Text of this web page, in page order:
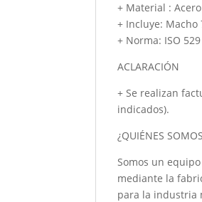
+ Material :
+ Incluye: Macho
+ Norma: ISO 529
ACLARACIÓN
+ Se realizan
indicados).
¿QUIÉNES
Somos un
mediante la
para la industria